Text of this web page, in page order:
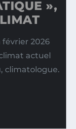
»,
février 2026
actuel
climatologue.